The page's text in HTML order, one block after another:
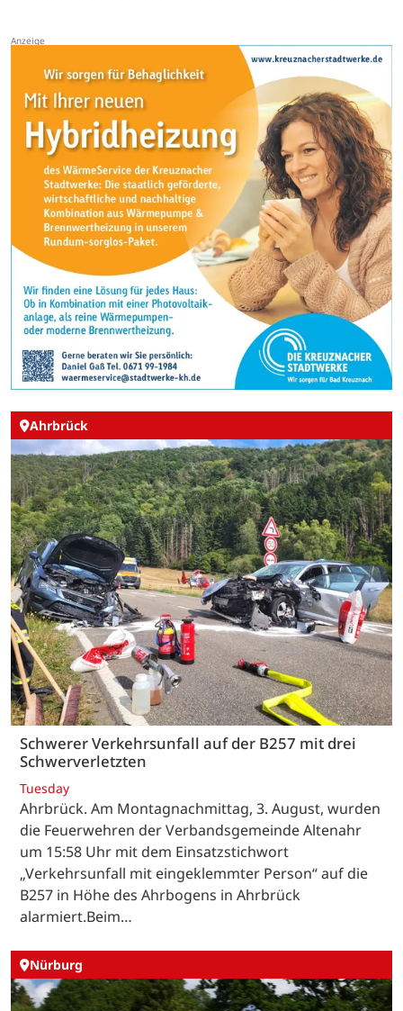
Ahrbrück
Schwerer Verkehrsunfall auf der B257 mit drei
Schwerverletzten
Tuesday
Ahrbrück. Am Montagnachmittag, 3. August, wurden
die Feuerwehren der Verbandsgemeinde Altenahr
um 15:58 Uhr mit dem Einsatzstichwort
„Verkehrsunfall mit eingeklemmter Person“ auf die
B257 in Höhe des Ahrbogens in Ahrbrück
alarmiert.Beim…
Nürburg